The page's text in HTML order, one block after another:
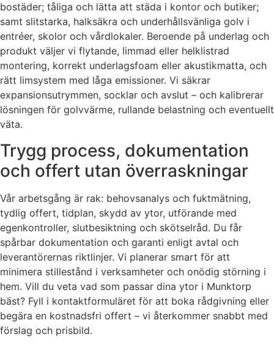
bostäder; tåliga och lätta att städa i kontor och butiker;
samt slitstarka, halksäkra och underhållsvänliga golv i
entréer, skolor och vårdlokaler. Beroende på underlag och
produkt väljer vi flytande, limmad eller helklistrad
montering, korrekt underlagsfoam eller akustikmatta, och
rätt limsystem med låga emissioner. Vi säkrar
expansionsutrymmen, socklar och avslut – och kalibrerar
lösningen för golvvärme, rullande belastning och eventuellt
väta.
Trygg process, dokumentation
och offert utan överraskningar
Vår arbetsgång är rak: behovsanalys och fuktmätning,
tydlig offert, tidplan, skydd av ytor, utförande med
egenkontroller, slutbesiktning och skötselråd. Du får
spårbar dokumentation och garanti enligt avtal och
leverantörernas riktlinjer. Vi planerar smart för att
minimera stillestånd i verksamheter och onödig störning i
hem. Vill du veta vad som passar dina ytor i Munktorp
bäst? Fyll i kontaktformuläret för att boka rådgivning eller
begära en kostnadsfri offert – vi återkommer snabbt med
förslag och prisbild.